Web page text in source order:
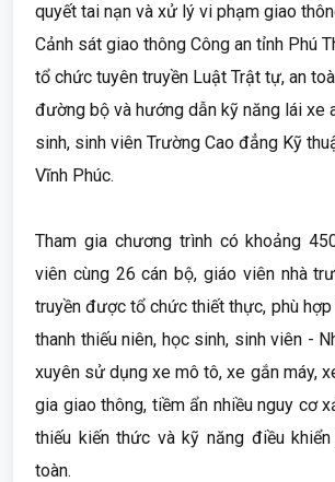
quyết tai nạn và xử lý vi phạm giao
Cảnh sát giao thông Công an tỉnh Phú
tổ chức tuyên truyền Luật Trật tự, an
đường bộ và hướng dẫn kỹ năng lái xe
sinh, sinh viên Trường Cao đẳng Kỹ
Vĩnh Phúc.
Tham gia chương trình có khoảng
viên cùng 26 cán bộ, giáo viên nhà
truyền được tổ chức thiết thực, phù
thanh thiếu niên, học sinh, sinh viên -
xuyên sử dụng xe mô tô, xe gắn máy,
gia giao thông, tiềm ẩn nhiều nguy cơ
thiếu kiến thức và kỹ năng điều
toàn.